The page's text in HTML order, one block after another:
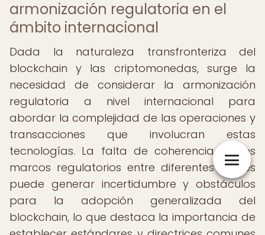
armonización regulatoria en el
ámbito internacional
Dada la naturaleza transfronteriza del
blockchain y las criptomonedas, surge la
necesidad de considerar la armonización
regulatoria a nivel internacional para
abordar la complejidad de las operaciones y
transacciones que involucran estas
tecnologías. La falta de coherencia en los
marcos regulatorios entre diferentes países
puede generar incertidumbre y obstáculos
para la adopción generalizada del
blockchain, lo que destaca la importancia de